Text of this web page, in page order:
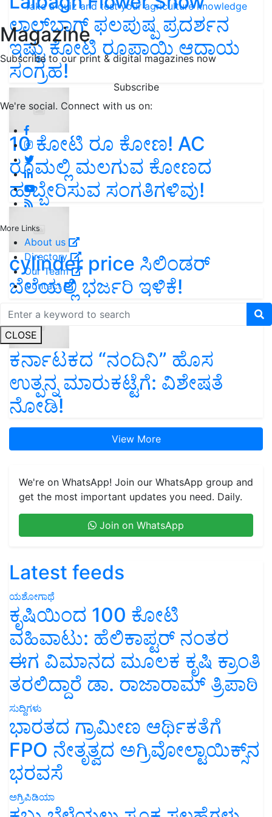
Take a quiz and test your agriculture knowledge
Magazine
Subscribe to our print & digital magazines now
Subscribe
We're social. Connect with us on:
More Links
About us
Directory
Our Team
Contact
CLOSE
ಲಾಲ್‌ಬಾಗ್ ಫಲಪುಷ್ಪ ಪ್ರದರ್ಶನ
ಇಷ್ಟು ಕೋಟಿ ರೂಪಾಯಿ ಆದಾಯ
ಸಂಗ್ರಹ!
10 ಕೋಟಿ ರೂ ಕೋಣ! AC
ರೂಮಲ್ಲಿ ಮಲಗುವ ಕೋಣದ
ಹುಬ್ಬೇರಿಸುವ ಸಂಗತಿಗಳಿವು!
cylinder price ಸಿಲಿಂಡರ್‌
ಬೆಲೆಯಲ್ಲಿ ಭರ್ಜರಿ ಇಳಿಕೆ!
ಕರ್ನಾಟಕದ “ನಂದಿನಿ” ಹೊಸ
ಉತ್ಪನ್ನ ಮಾರುಕಟ್ಟೆಗೆ: ವಿಶೇಷತೆ
ನೋಡಿ!
View More
We're on WhatsApp! Join our WhatsApp group and
get the most important updates you need. Daily.
Join on WhatsApp
Latest feeds
ಯಶೋಗಾಥೆ
ಕೃಷಿಯಿಂದ 100 ಕೋಟಿ
ವಹಿವಾಟು: ಹೆಲಿಕಾಪ್ಟರ್ ನಂತರ
ಈಗ ವಿಮಾನದ ಮೂಲಕ ಕೃಷಿ ಕ್ರಾಂತಿ
ತರಲಿದ್ದಾರೆ ಡಾ. ರಾಜಾರಾಮ್ ತ್ರಿಪಾಠಿ
ಸುದ್ದಿಗಳು
ಭಾರತದ ಗ್ರಾಮೀಣ ಆರ್ಥಿಕತೆಗೆ
FPO ನೇತೃತ್ವದ ಅಗ್ರಿವೋಲ್ಟಾಯಿಕ್ಸ್‌ನ
ಭರವಸೆ
ಅಗ್ರಿಪಿಡಿಯಾ